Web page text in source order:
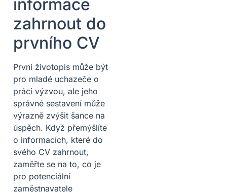
informace
zahrnout do
prvního CV
První životopis může být
pro mladé uchazeče o
práci výzvou, ale jeho
správné sestavení může
výrazně zvýšit šance na
úspěch. Když přemýšlíte
o informacích, které do
svého CV zahrnout,
zaměřte se na to, co je
pro potenciální
zaměstnavatele